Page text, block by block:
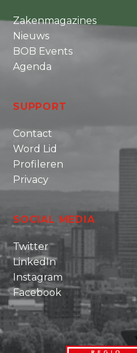
Zakenmagazines
Nieuws
BOB Events
Agenda
SUPPORT
Contact
Word Lid
Profileren
Privacy
SOCIAL MEDIA
Twitter
LinkedIn
Instagram
Facebook